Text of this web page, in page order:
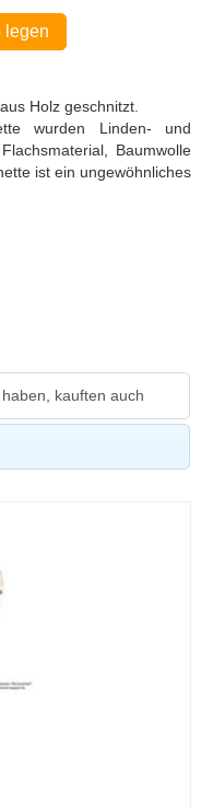
legen
Holz geschnitzt.
wurden Linden- und
Baumwolle
ist ein ungewöhnliches
kauften auch